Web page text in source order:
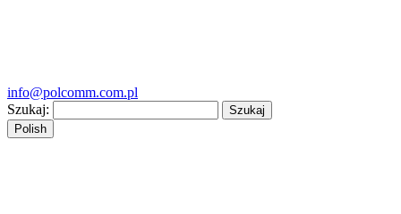
info@polcomm.com.pl
Szukaj:
Polish